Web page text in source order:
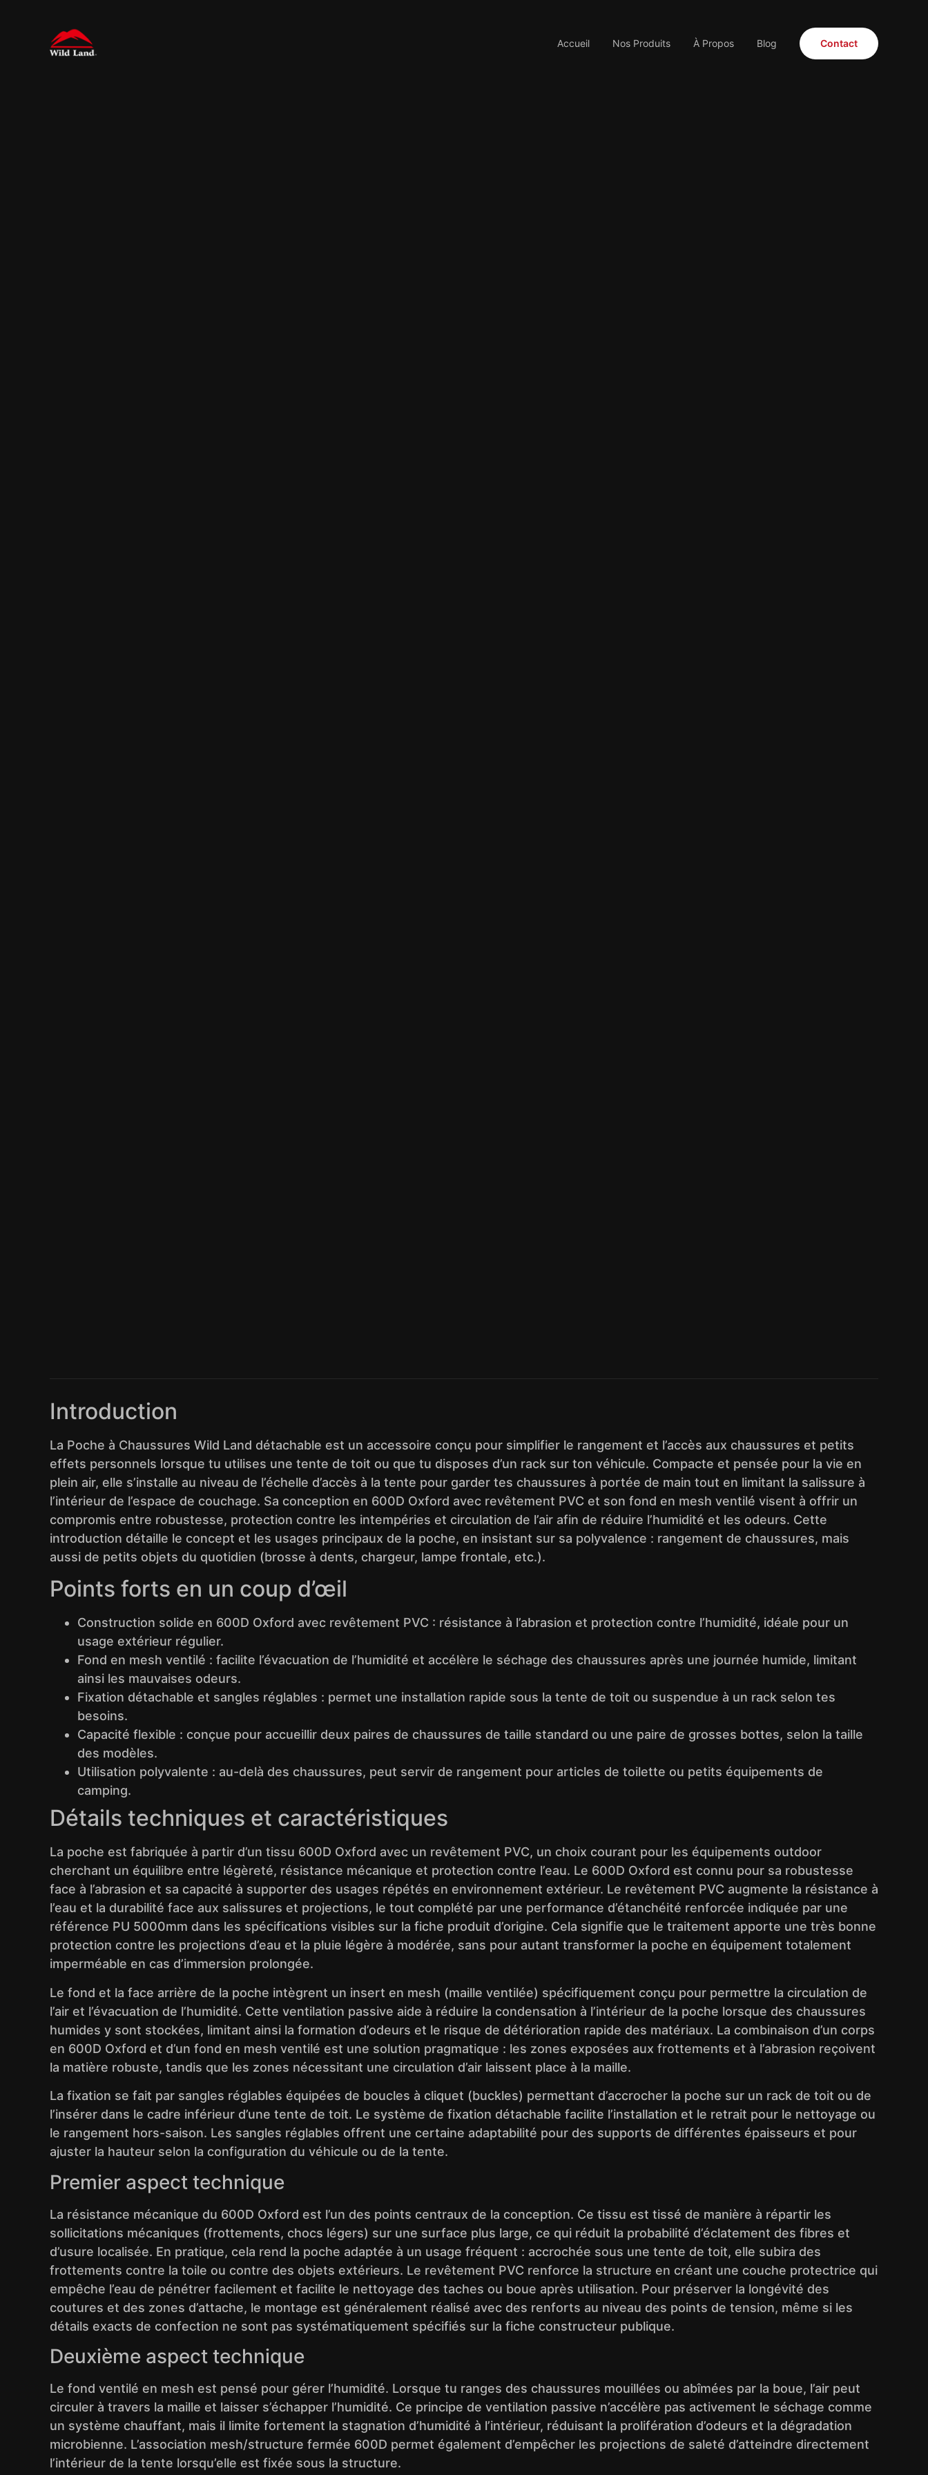
Accueil Nos Produits À Propos Blog Contact
Introduction
La Poche à Chaussures Wild Land détachable est un accessoire conçu pour simplifier le rangement et l’accès aux chaussures et petits
effets personnels lorsque tu utilises une tente de toit ou que tu disposes d’un rack sur ton véhicule. Compacte et pensée pour la vie en
plein air, elle s’installe au niveau de l’échelle d’accès à la tente pour garder tes chaussures à portée de main tout en limitant la salissure à
l’intérieur de l’espace de couchage. Sa conception en 600D Oxford avec revêtement PVC et son fond en mesh ventilé visent à offrir un
compromis entre robustesse, protection contre les intempéries et circulation de l’air afin de réduire l’humidité et les odeurs. Cette
introduction détaille le concept et les usages principaux de la poche, en insistant sur sa polyvalence : rangement de chaussures, mais
aussi de petits objets du quotidien (brosse à dents, chargeur, lampe frontale, etc.).
Points forts en un coup d’œil
Construction solide en 600D Oxford avec revêtement PVC : résistance à l’abrasion et protection contre l’humidité, idéale pour un
usage extérieur régulier.
Fond en mesh ventilé : facilite l’évacuation de l’humidité et accélère le séchage des chaussures après une journée humide, limitant
ainsi les mauvaises odeurs.
Fixation détachable et sangles réglables : permet une installation rapide sous la tente de toit ou suspendue à un rack selon tes
besoins.
Capacité flexible : conçue pour accueillir deux paires de chaussures de taille standard ou une paire de grosses bottes, selon la taille
des modèles.
Utilisation polyvalente : au-delà des chaussures, peut servir de rangement pour articles de toilette ou petits équipements de
camping.
Détails techniques et caractéristiques
La poche est fabriquée à partir d’un tissu 600D Oxford avec un revêtement PVC, un choix courant pour les équipements outdoor
cherchant un équilibre entre légèreté, résistance mécanique et protection contre l’eau. Le 600D Oxford est connu pour sa robustesse
face à l’abrasion et sa capacité à supporter des usages répétés en environnement extérieur. Le revêtement PVC augmente la résistance à
l’eau et la durabilité face aux salissures et projections, le tout complété par une performance d’étanchéité renforcée indiquée par une
référence PU 5000mm dans les spécifications visibles sur la fiche produit d’origine. Cela signifie que le traitement apporte une très bonne
protection contre les projections d’eau et la pluie légère à modérée, sans pour autant transformer la poche en équipement totalement
imperméable en cas d’immersion prolongée.
Le fond et la face arrière de la poche intègrent un insert en mesh (maille ventilée) spécifiquement conçu pour permettre la circulation de
l’air et l’évacuation de l’humidité. Cette ventilation passive aide à réduire la condensation à l’intérieur de la poche lorsque des chaussures
humides y sont stockées, limitant ainsi la formation d’odeurs et le risque de détérioration rapide des matériaux. La combinaison d’un corps
en 600D Oxford et d’un fond en mesh ventilé est une solution pragmatique : les zones exposées aux frottements et à l’abrasion reçoivent
la matière robuste, tandis que les zones nécessitant une circulation d’air laissent place à la maille.
La fixation se fait par sangles réglables équipées de boucles à cliquet (buckles) permettant d’accrocher la poche sur un rack de toit ou de
l’insérer dans le cadre inférieur d’une tente de toit. Le système de fixation détachable facilite l’installation et le retrait pour le nettoyage ou
le rangement hors-saison. Les sangles réglables offrent une certaine adaptabilité pour des supports de différentes épaisseurs et pour
ajuster la hauteur selon la configuration du véhicule ou de la tente.
Premier aspect technique
La résistance mécanique du 600D Oxford est l’un des points centraux de la conception. Ce tissu est tissé de manière à répartir les
sollicitations mécaniques (frottements, chocs légers) sur une surface plus large, ce qui réduit la probabilité d’éclatement des fibres et
d’usure localisée. En pratique, cela rend la poche adaptée à un usage fréquent : accrochée sous une tente de toit, elle subira des
frottements contre la toile ou contre des objets extérieurs. Le revêtement PVC renforce la structure en créant une couche protectrice qui
empêche l’eau de pénétrer facilement et facilite le nettoyage des taches ou boue après utilisation. Pour préserver la longévité des
coutures et des zones d’attache, le montage est généralement réalisé avec des renforts au niveau des points de tension, même si les
détails exacts de confection ne sont pas systématiquement spécifiés sur la fiche constructeur publique.
Deuxième aspect technique
Le fond ventilé en mesh est pensé pour gérer l’humidité. Lorsque tu ranges des chaussures mouillées ou abîmées par la boue, l’air peut
circuler à travers la maille et laisser s’échapper l’humidité. Ce principe de ventilation passive n’accélère pas activement le séchage comme
un système chauffant, mais il limite fortement la stagnation d’humidité à l’intérieur, réduisant la prolifération d’odeurs et la dégradation
microbienne. L’association mesh/structure fermée 600D permet également d’empêcher les projections de saleté d’atteindre directement
l’intérieur de la tente lorsqu’elle est fixée sous la structure.